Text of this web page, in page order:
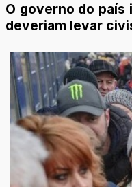
O governo do
deveriam levar